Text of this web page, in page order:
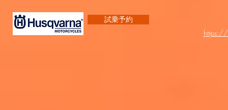
試乗予約
https://